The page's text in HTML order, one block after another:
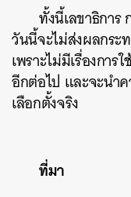
ทั้งนี้เลขาธิกา
วันนี้จะไม่ส่งผลกระ
เพราะไม่มีเรื่องการ
อีกต่อไป และจะนำ
เลือกตั้งจริง
ที่มา